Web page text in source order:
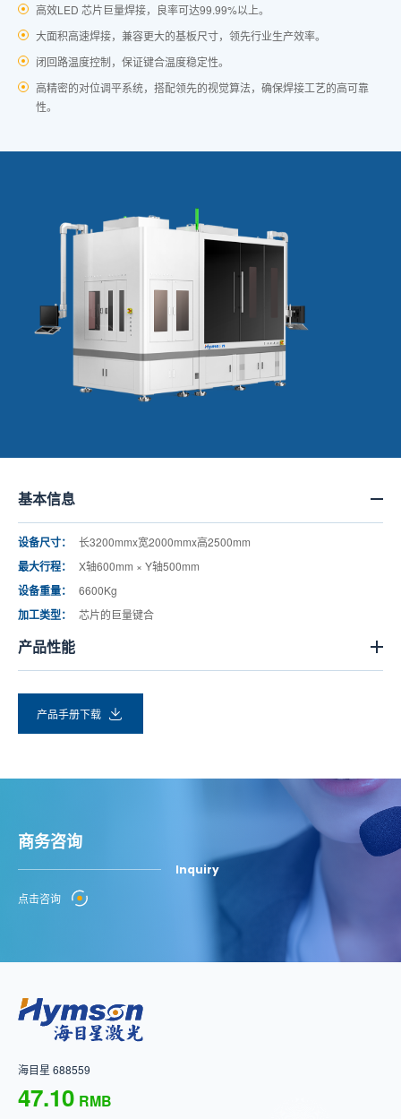
⾼效LED 芯⽚巨量焊接，良率可达99.99%以上。
⼤⾯积⾼速焊接，兼容更⼤的基板尺⼨，领先⾏业⽣产效率。
闭回路温度控制，保证键合温度稳定性。
⾼精密的对位调平系统，搭配领先的视觉算法，确保焊接⼯艺的⾼可靠
性。
基本信息
设备尺寸： 长3200mmx宽2000mmx高2500mm
最大行程： X轴600mm × Y轴500mm
设备重量： 6600Kg
加工类型： 芯⽚的巨量键合
产品性能
产品手册下载
商务咨询
Inquiry
点击咨询
海目星 688559
47.10 RMB